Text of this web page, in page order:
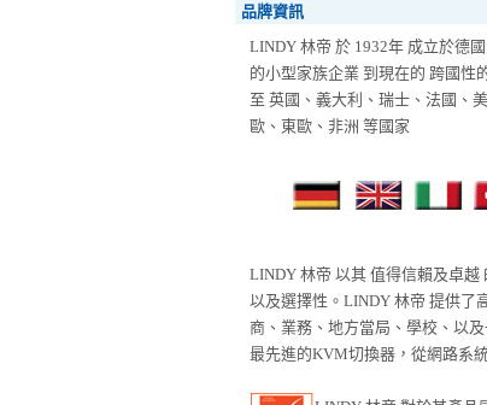
品牌資訊
LINDY 林帝 於 1932年 成立於德
的小型家族企業 到現在的 跨國性
至 英國、義大利、瑞士、法國、
歐、東歐、非洲 等國家
LINDY 林帝 以其 值得信賴及卓
以及選擇性。LINDY 林帝 提供了
商、業務、地方當局、學校、以
最先進的KVM切換器，從網路系